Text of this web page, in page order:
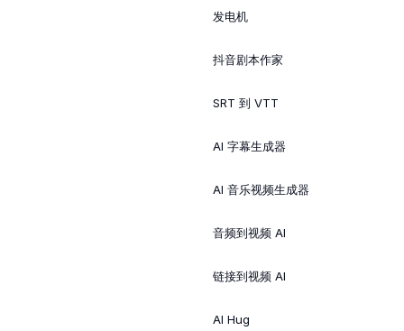
发电机
抖音剧本作家
SRT 到 VTT
AI 字幕生成器
AI 音乐视频生成器
音频到视频 AI
链接到视频 AI
AI Hug